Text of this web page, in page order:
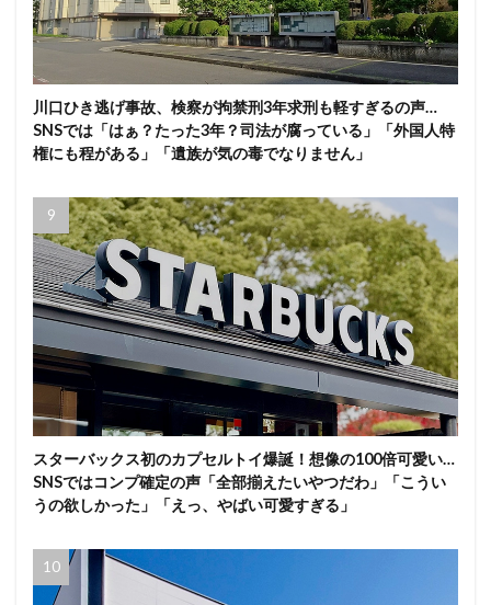
川口ひき逃げ事故、検察が拘禁刑3年求刑も軽すぎるの声…
SNSでは「はぁ？たった3年？司法が腐っている」「外国人特
権にも程がある」「遺族が気の毒でなりません」
スターバックス初のカプセルトイ爆誕！想像の100倍可愛い…
SNSではコンプ確定の声「全部揃えたいやつだわ」「こうい
うの欲しかった」「えっ、やばい可愛すぎる」